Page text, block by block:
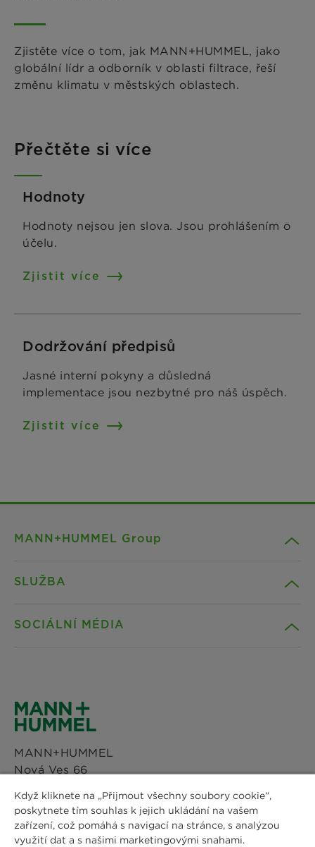
Zjistěte více o tom, jak MANN+HUMMEL, jako
globální lídr a odborník v oblasti filtrace, řeší
změnu klimatu v městských oblastech.
Přečtěte si více
Hodnoty
Hodnoty nejsou jen slova. Jsou prohlášením o
účelu.
Zjistit více
Dodržování předpisů
Jasné interní pokyny a důsledná
implementace jsou nezbytné pro náš úspěch.
Zjistit více
MANN+HUMMEL Group
Novinky a tisk
Lokace
SLUŽBA
Prohlášení o ochraně os. údajů
O nás
Nastavení souborů cookie
Právní upozornění
SOCIÁLNÍ MÉDIA
Instagram
LinkedIn
YouTube
MANN+HUMMEL
Nová Ves 66
Telefon: +420 568 898 111
Lokace
Když kliknete na „Přijmout všechny soubory cookie“,
poskytnete tím souhlas k jejich ukládání na vašem
zařízení, což pomáhá s navigací na stránce, s analýzou
využití dat a s našimi marketingovými snahami.